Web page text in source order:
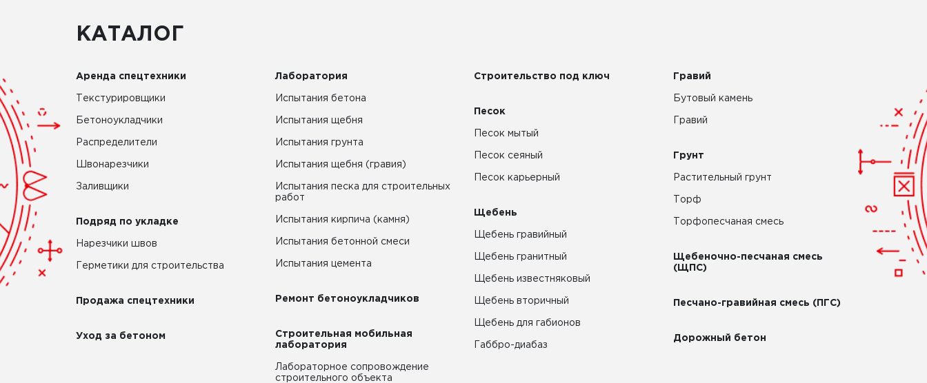
КАТАЛОГ
Аренда спецтехники
Текстурировщики
Бетоноукладчики
Распределители
Швонарезчики
Заливщики
Подряд по укладке
Нарезчики швов
Герметики для строительства
Продажа спецтехники
Уход за бетоном
Лаборатория
Испытания бетона
Испытания щебня
Испытания грунта
Испытания щебня (гравия)
Испытания песка для строительных
работ
Испытания кирпича (камня)
Испытания бетонной смеси
Испытания цемента
Ремонт бетоноукладчиков
Строительная мобильная
лаборатория
Лабораторное сопровождение
строительного объекта
Строительство под ключ
Песок
Песок мытый
Песок сеяный
Песок карьерный
Щебень
Щебень гравийный
Щебень гранитный
Щебень известняковый
Щебень вторичный
Щебень для габионов
Габбро-диабаз
Гравий
Бутовый камень
Гравий
Грунт
Растительный грунт
Торф
Торфопесчаная смесь
Щебеночно-песчаная смесь
(ЩПС)
Песчано-гравийная смесь (ПГС)
Дорожный бетон